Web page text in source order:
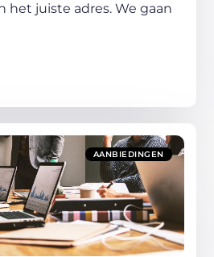
het juiste adres. We gaan
AANBIEDINGEN